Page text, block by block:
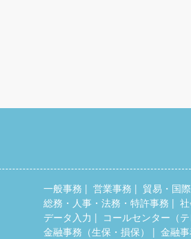
一般事務 営業事務 貿易・国
総務・人事・法務・特許事務
データ入力
コールセンター（
金融事務（生保・損保）
金融事